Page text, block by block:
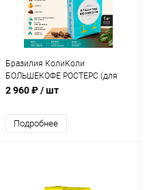
Бразилия КолиКоли
БОЛЬШЕКОФЕ РОСТЕРС (для
эспрессо) кофе в зернах, упак. 1
2 960 ₽/ шт
Подробнее